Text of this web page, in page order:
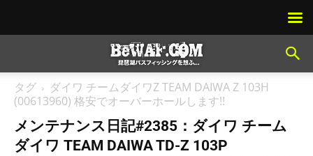
タグ
ダイワ チームダイワZ TEAM DAIWA Z 103H
(00613960) 格安でオーバーホールします!!
メンテナンス日記#2385：ダイワ チーム
ダイワ TEAM DAIWA TD-Z 103P